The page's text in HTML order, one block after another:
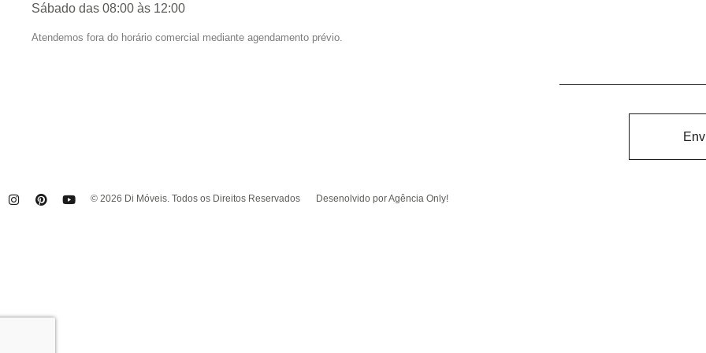
Sábado das 08:00 às 12:00
Atendemos fora do horário comercial mediante agendamento prévio.
© 2026 Di Móveis. Todos os Direitos Reservados Desenolvido por Agência Only!